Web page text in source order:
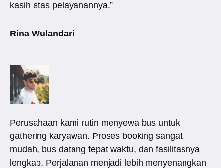
kasih atas pelayanannya.”
Rina Wulandari –
Perusahaan kami rutin menyewa bus untuk
gathering karyawan. Proses booking sangat
mudah, bus datang tepat waktu, dan fasilitasnya
lengkap. Perjalanan menjadi lebih menyenangkan